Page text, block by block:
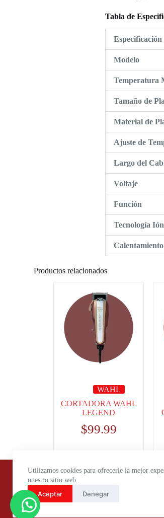
Utilizamos cookies para ofrecerle la mejor
nuestro sitio web.
Aceptar Denegar
Tabla de
Especificación
Modelo
Temperatura
Tamaño de
Material de
Ajuste de
Largo del
Voltaje
Función
Tecnología
Calentamiento
Productos relacionados
WAHL
CORTADORA WAHL
LEGEND
$99.99
Horario de atención:
Lunes a Viernes: 9:00 – 18:00
Sábados: 9:00 – 14:00